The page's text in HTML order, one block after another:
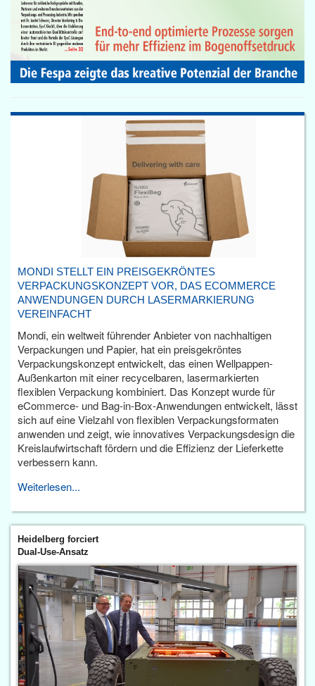
MONDI STELLT EIN PREISGEKRÖNTES
VERPACKUNGSKONZEPT VOR, DAS ECOMMERCE
ANWENDUNGEN DURCH LASERMARKIERUNG
VEREINFACHT
Mondi, ein weltweit führender Anbieter von nachhaltigen
Verpackungen und Papier, hat ein preisgekröntes
Verpackungskonzept entwickelt, das einen Wellpappen-
Außenkarton mit einer recycelbaren, lasermarkierten
flexiblen Verpackung kombiniert. Das Konzept wurde für
eCommerce- und Bag-in-Box-Anwendungen entwickelt, lässt
sich auf eine Vielzahl von flexiblen Verpackungsformaten
anwenden und zeigt, wie innovatives Verpackungsdesign die
Kreislaufwirtschaft fördern und die Effizienz der Lieferkette
verbessern kann.
Weiterlesen...
Heidelberg forciert
Dual-Use-Ansatz